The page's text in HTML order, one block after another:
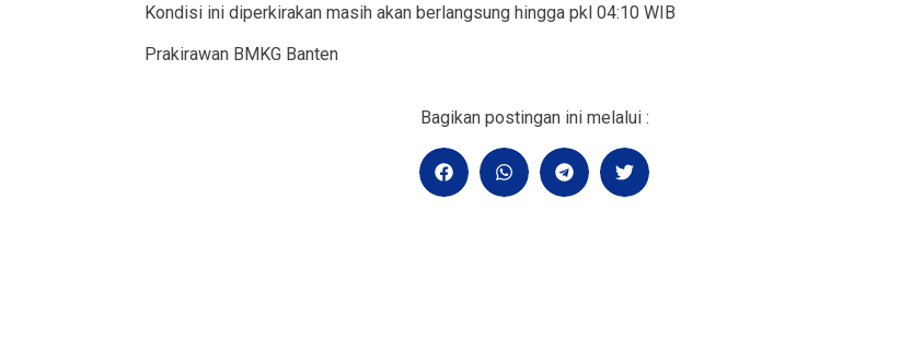
Kondisi ini diperkirakan masih akan berlangsung hingga pkl 04:10 WIB
Prakirawan BMKG Banten
Bagikan postingan ini melalui :